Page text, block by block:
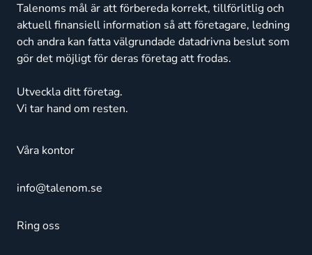
Talenoms mål är att förbereda korrekt, tillförlitlig och
aktuell finansiell information så att företagare, ledning
och andra kan fatta välgrundade datadrivna beslut som
gör det möjligt för deras företag att frodas.
Utveckla ditt företag.
Vi tar hand om resten.
Våra kontor
info@talenom.se
Ring oss